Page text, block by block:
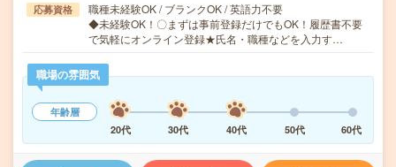
応募資格
職種未経験OK / ブランクOK / 英語力不要
◆未経験OK！〇まずは事前登録だけでもOK！履歴書不要
で気軽にオンライン登録★氏名・職種などを入力す…
職場の雰囲気
年齢層
20代
30代 40代 50代 60代